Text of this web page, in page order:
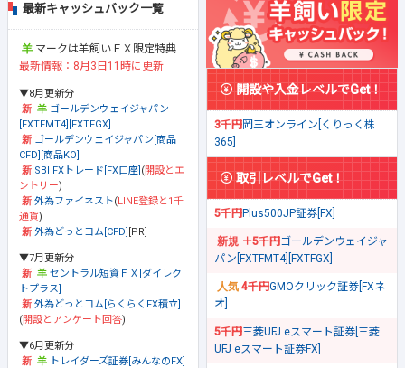
最新キャッシュバック一覧
マークは羊飼いＦＸ限定特典
最新情報：8月3日11時に更新
▼8月更新分
ゴールデンウェイジャパン
[FXTFMT4][FXTFGX]
ゴールデンウェイジャパン[商品
CFD][商品KO]
SBI FXトレード[FX口座] (開設とエ
ントリー)
外為ファイネスト(LINE登録と1千
通貨)
外為どっとコム[CFD] [PR]
▼7月更新分
セントラル短資ＦＸ[ダイレク
トプラス]
外為どっとコム[らくらくFX積立]
(開設とアンケート回答)
▼6月更新分
トレイダーズ証券[みんなのFX]
開設や入金レベルでGet！
3千円岡三オンライン[くりっく株
365]
取引レベルでGet！
5千円Plus500JP証券[FX]
＋5千円ゴールデンウェイジャ
パン[FXTFMT4][FXTFGX]
4千円GMOクリック証券[FXネ
オ]
5千円三菱UFJ eスマート証券[三菱
UFJ eスマート証券FX]